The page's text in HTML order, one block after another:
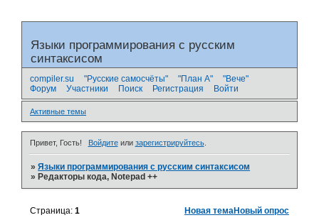
Языки программирования с русским
синтаксисом
compiler.su "Русские самосчёты" "План А"
"Вече"
Форум
Участники Поиск Регистрация Войти
Активные темы
Привет, Гость! Войдитеили зарегистрируйтесь.
»Языки программирования с русским синтаксисом
»Редакторы кода, Notepad ++
Страница:1 Новая темаНовый опрос